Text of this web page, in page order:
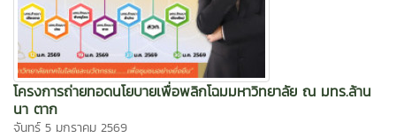
โครงการถ่ายทอดนโยบายเพื่อพลิกโฉมมหาวิทยาลัย ณ มทร.ล้าน
นา ตาก
จันทร์ 5 มกราคม 2569